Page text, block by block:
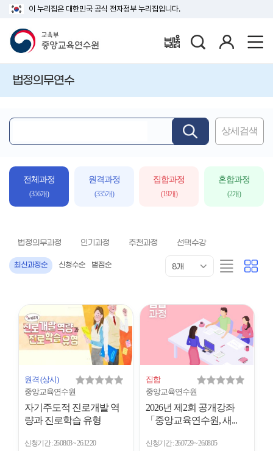
이 누리집은 대한민국 공식 전자정부 누리집입니다.
배움누리터
법정의무연수
심
상세검색
전체과정
(356개)
원격과정
(335개)
집합과정
(19개)
혼합과정
(2개)
법정의무과정 인기과정 추천과정 선택수강
최신과정순 신청수순 별점순
개
수
8개
리
스
카
드
원격 (상시)
중앙교육연수원
자기주도적 진로개발 역
량과 진로학습 유형
신청기간 26.08.03 ~ 26.12.20
집합
중앙교육연수원
2026년 제2회 공개강좌
「중앙교육연수원, 새...
신청기간 26.07.29 ~ 26.08.05